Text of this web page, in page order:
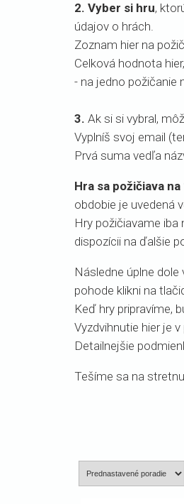
2. Vyber si hru,
údajov o hrách.
Zoznam hier na
Celková hodnota
- na jedno požičanie
3. Ak si si vybral,
Vyplníš svoj email
Prvá suma vedľa
Hra sa požičiava
obdobie je uvedená
Hry požičiavame
dispozícii na ďalšie
Následne úplne
pohode klikni na
Keď hry pripravíme,
Vyzdvihnutie hier je
Detailnejšie
Tešíme sa na